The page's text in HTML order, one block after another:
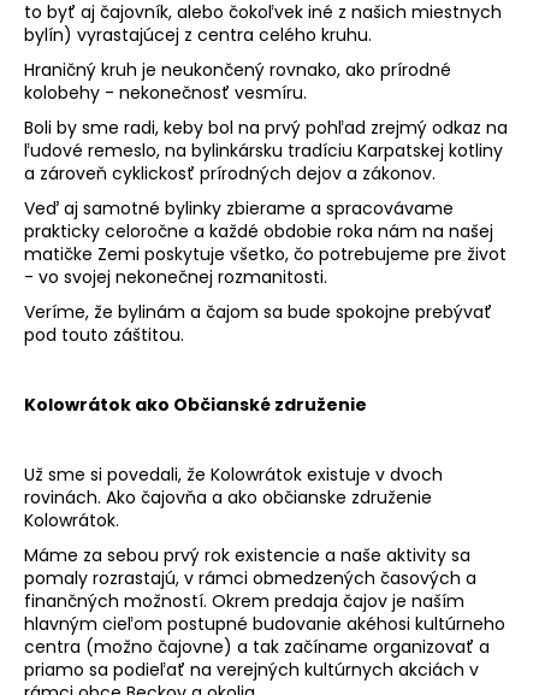
to byť aj čajovník, alebo čokoľvek iné z našich miestnych
bylín) vyrastajúcej z centra celého kruhu.
Hraničný kruh je neukončený rovnako, ako prírodné
kolobehy - nekonečnosť vesmíru.
Boli by sme radi, keby bol na prvý pohľad zrejmý odkaz na
ľudové remeslo, na bylinkársku tradíciu Karpatskej kotliny
a zároveň cyklickosť prírodných dejov a zákonov.
Veď aj samotné bylinky zbierame a spracovávame
prakticky celoročne a každé obdobie roka nám na našej
matičke Zemi poskytuje všetko, čo potrebujeme pre život
- vo svojej nekonečnej rozmanitosti.
Veríme, že bylinám a čajom sa bude spokojne prebývať
pod touto záštitou.
Kolowrátok ako Občianské združenie
Už sme si povedali, že Kolowrátok existuje v dvoch
rovinách. Ako čajovňa a ako občianske združenie
Kolowrátok.
Máme za sebou prvý rok existencie a naše aktivity sa
pomaly rozrastajú, v rámci obmedzených časových a
finančných možností. Okrem predaja čajov je naším
hlavným cieľom postupné budovanie akéhosi kultúrneho
centra (možno čajovne) a tak začíname organizovať a
priamo sa podieľať na verejných kultúrnych akciách v